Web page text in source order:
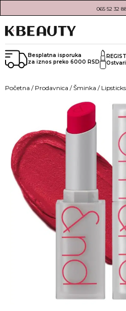
065 52 32
Besplatna isporuka
za iznos preko 6000 RSD
Početna / Prodavnica /Šminka / Lipsticks